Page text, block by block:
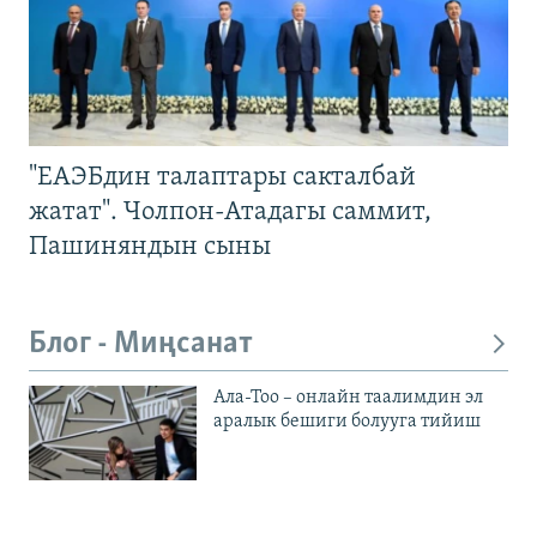
"ЕАЭБдин талаптары сакталбай
жатат". Чолпон-Атадагы саммит,
Пашиняндын сыны
Блог - Миңсанат
Ала-Тоо – онлайн таалимдин эл
аралык бешиги болууга тийиш